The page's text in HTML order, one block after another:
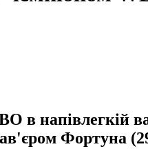
в напівлегкій
Фортуна